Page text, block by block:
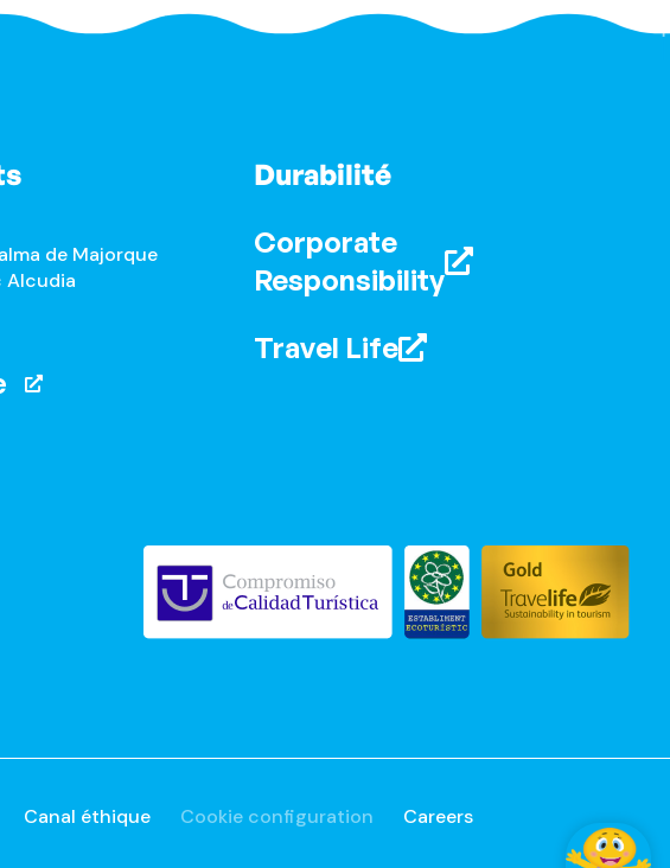
de Majorque
Alcudia
Durabilité
Corporate
Responsibility
Travel Life
Canal éthique Cookie configuration
Careers